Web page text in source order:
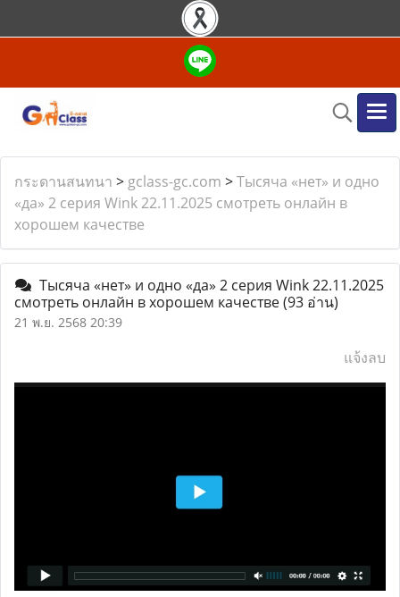
กระดานสนทนา > gclass-gc.com >Тысяча «нет» и одно
«да» 2 серия Wink 22.11.2025 смотреть онлайн в
хорошем качестве
Тысяча «нет» и одно «да» 2 серия Wink 22.11.2025
смотреть онлайн в хорошем качестве(93 อ่าน)
21 พ.ย. 2568 20:39
แจ้งลบ